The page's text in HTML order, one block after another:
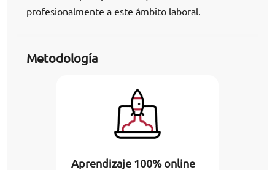
profesionalmente a este ámbito laboral.
Metodología
Aprendizaje 100% online